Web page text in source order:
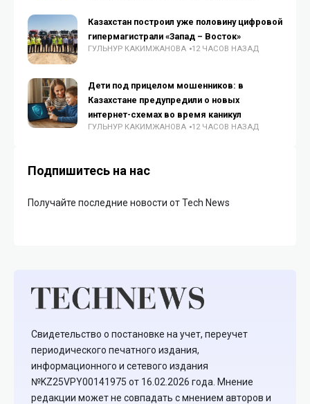
Казахстан построил уже половину цифровой
гипермагистрали «Запад – Восток»
ГУЛЬНУР КАКИМЖАНОВА 12 ЧАСОВ НАЗАД
Дети под прицелом мошенников: в
Казахстане предупредили о новых
интернет-схемах во время каникул
ГУЛЬНУР КАКИМЖАНОВА 12 ЧАСОВ НАЗАД
Подпишитесь на нас
Получайте последние новости от Tech News
Свидетельство о постановке на учет, переучет
периодического печатного издания,
информационного и сетевого издания
№KZ25VPY00141975 от 16.02.2026 года. Мнение
редакции может не совпадать с мнением авторов и